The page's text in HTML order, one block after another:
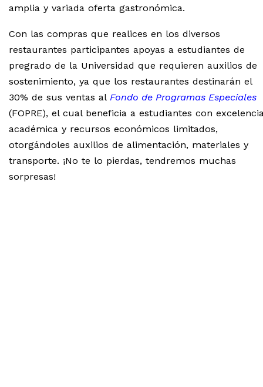
amplia y variada oferta gastronómica.
Con las compras que realices en los diversos
restaurantes participantes apoyas a estudiantes de
pregrado de la Universidad que requieren auxilios de
sostenimiento, ya que los restaurantes destinarán el
30% de sus ventas al Fondo de Programas Especiales
(FOPRE), el cual beneficia a estudiantes con
académica y recursos económicos limitados,
otorgándoles auxilios de alimentación, materiales y
transporte. ¡No te lo pierdas, tendremos muchas
sorpresas!